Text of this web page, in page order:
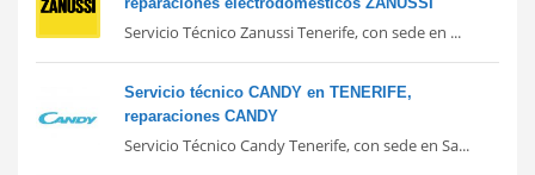
Servicio Técnico Zanussi Tenerife, con sede en ...
Servicio técnico CANDY en TENERIFE,
reparaciones CANDY
Servicio Técnico Candy Tenerife, con sede en Sa...